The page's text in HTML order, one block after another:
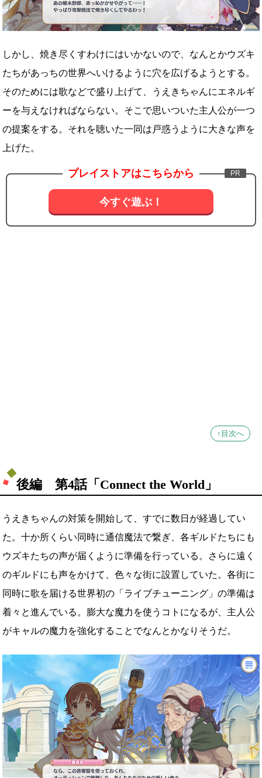
しかし、焼き尽くすわけにはいかないので、なんとかウズキ
たちがあっちの世界へいけるように穴を広げるようとする。
そのためには歌などで盛り上げて、うえきちゃんにエネルギ
ーを与えなければならない。そこで思いついた主人公が一つ
の提案をする。それを聴いた一同は戸惑うように大きな声を
上げた。
プレイストアはこちらから
今すぐ遊ぶ！
↑目次へ
後編 第4話「Connect the World」
うえきちゃんの対策を開始して、すでに数日が経過してい
た。十か所くらい同時に通信魔法で繋ぎ、各ギルドたちにも
ウズキたちの声が届くように準備を行っている。さらに遠く
のギルドにも声をかけて、色々な街に設置していた。各街に
同時に歌を届ける世界初の「ライブチューニング」の準備は
着々と進んでいる。膨大な魔力を使うコトになるが、主人公
がキャルの魔力を強化することでなんとかなりそうだ。